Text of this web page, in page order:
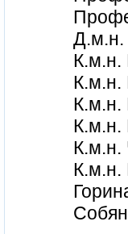
Д.м.н.
К.м.н.
К.м.н.
К.м.н.
К.м.н.
К.м.н.
К.м.н.